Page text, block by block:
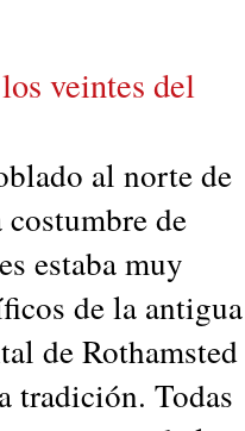
veintes del
al norte de
de
estaba muy
de la antigua
de Rothamsted
tradición. Todas